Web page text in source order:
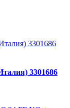
3301686